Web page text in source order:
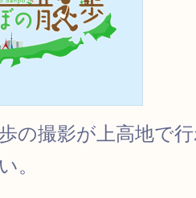
の撮影が上高地で
。